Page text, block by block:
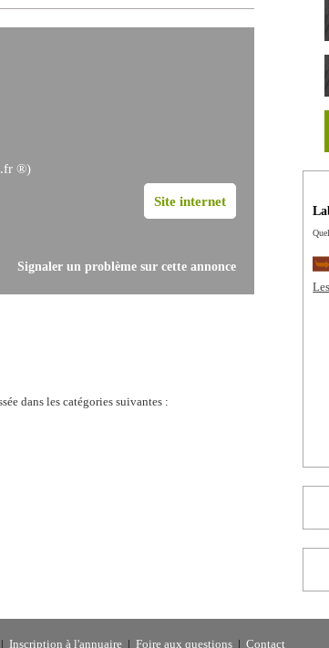
®)
Site internet
Signaler un problème sur cette annonce
dans les catégories suivantes :
Inscription à l'annuaire Foire aux questions Contact